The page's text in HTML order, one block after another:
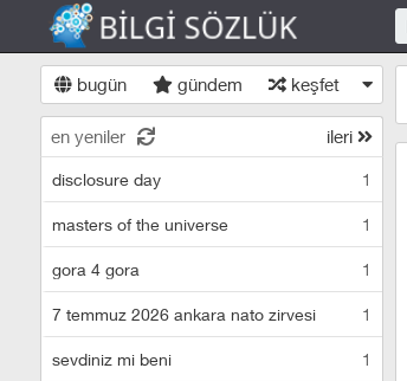
bugün gündem keşfet
en yeniler ileri
disclosure day 1
masters of the universe 1
gora 4 gora 1
7 temmuz 2026 ankara nato zirvesi 1
sevdiniz mi beni 1